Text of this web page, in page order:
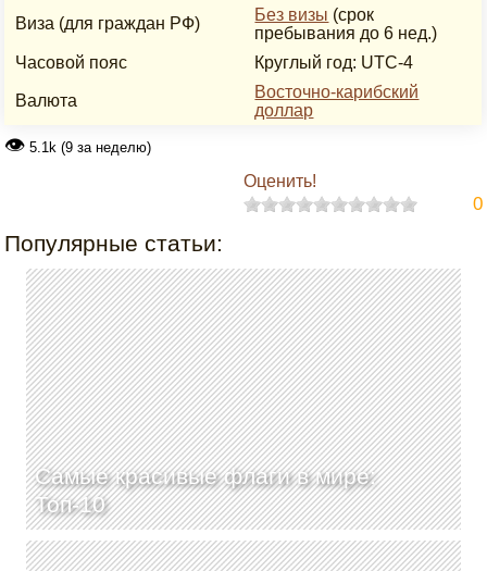
Виза (для граждан РФ) Без визы (срок
пребывания до 6 нед.)
Часовой пояс
Круглый год: UTC-4
Валюта
Восточно-карибский
доллар
👁 5.1k (9 за неделю)
Оценить!
0
Популярные статьи:
Самые красивые флаги в мире:
Топ-10